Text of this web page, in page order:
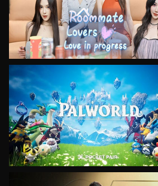
VIEW
VIEW